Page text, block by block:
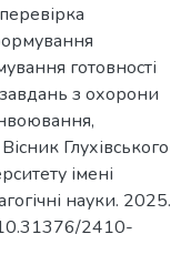
готовності
з охорони
Глухівського
імені
науки. 2025.
2410-